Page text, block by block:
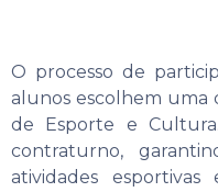
O processo de
alunos escolhem uma
de Esporte e
contraturno,
atividades